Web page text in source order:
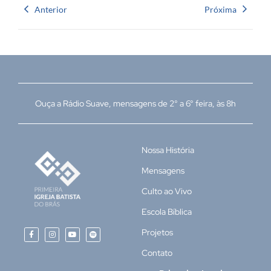
Anterior Próxima
Ouça a Rádio Suave, mensagens de 2° a 6° feira, às 8h
Nossa História
Mensagens
Culto ao Vivo
Escola Bíblica
Projetos
Contato